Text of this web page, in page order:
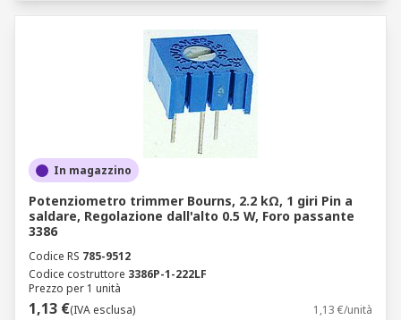
In magazzino
Potenziometro trimmer Bourns, 2.2 kΩ, 1 giri Pin a
saldare, Regolazione dall'alto 0.5 W, Foro passante
3386
Codice RS 785-9512
Codice costruttore 3386P-1-222LF
Prezzo per 1 unità
1,13 €(IVA esclusa) 1,13 €/unità